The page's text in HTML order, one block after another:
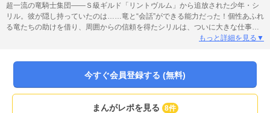
超一流の竜騎士集団――Ｓ級ギルド「リントヴルム」から追放された少年・シ
リル。彼が隠し持っていたのは……竜と“会話”ができる能力だった！個性あふれ
る竜たちの助けを借り、周囲からの信頼を得たシリルは、ついに大きな仕事を
もっと詳細を見る▼
今すぐ会員登録する (無料)
まんがレポを見る 8件